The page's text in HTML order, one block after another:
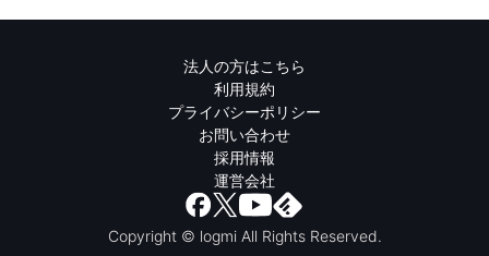
法人の方はこちら
利用規約
プライバシーポリシー
お問い合わせ
採用情報
運営会社
Copyright © logmi All Rights Reserved.